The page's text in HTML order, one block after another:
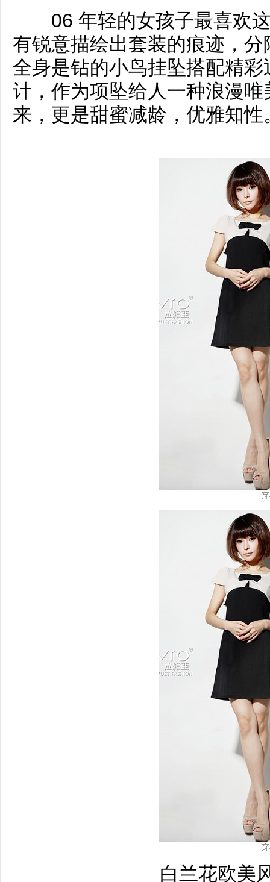
06 年轻的女孩子最喜欢这
有锐意描绘出套装的痕迹，
全身是钻的小鸟挂坠搭配精
计，作为项坠给人一种浪漫
来，更是甜蜜减龄，优雅知性
白兰花欧美